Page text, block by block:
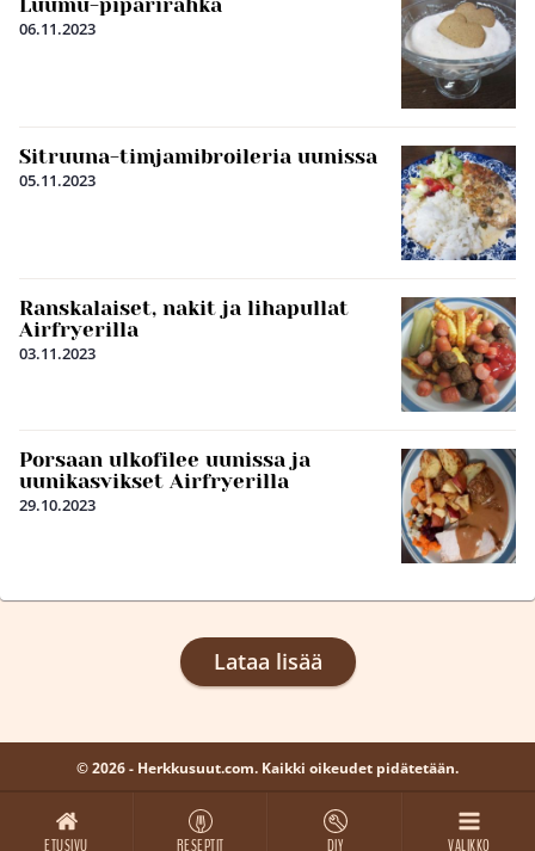
ETUSIVU RESEPTIT DIY VALIKKO
Luumu-piparirahka
06.11.2023
Sitruuna-timjamibroileria uunissa
05.11.2023
Ranskalaiset, nakit ja lihapullat
Airfryerilla
03.11.2023
Porsaan ulkofilee uunissa ja
uunikasvikset Airfryerilla
29.10.2023
Lataa lisää
© 2026 - Herkkusuut.com. Kaikki oikeudet pidätetään.